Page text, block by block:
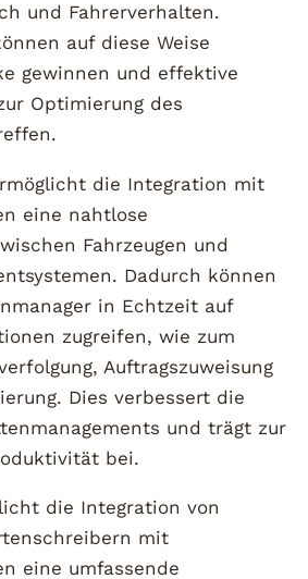
und Fahrerverhalten.
auf diese Weise
gewinnen und effektive
Optimierung des
die Integration mit
eine nahtlose
Fahrzeugen und
Dadurch können
in Echtzeit auf
zugreifen, wie zum
Auftragszuweisung
Dies verbessert die
und trägt zur
bei.
die Integration von
mit
eine umfassende